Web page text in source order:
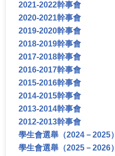
2021-2022幹事會
2020-2021幹事會
2019-2020幹事會
2018-2019幹事會
2017-2018幹事會
2016-2017幹事會
2015-2016幹事會
2014-2015幹事會
2013-2014幹事會
2012-2013幹事會
學生會選舉（2024－2025）
學生會選舉（2025－2026）